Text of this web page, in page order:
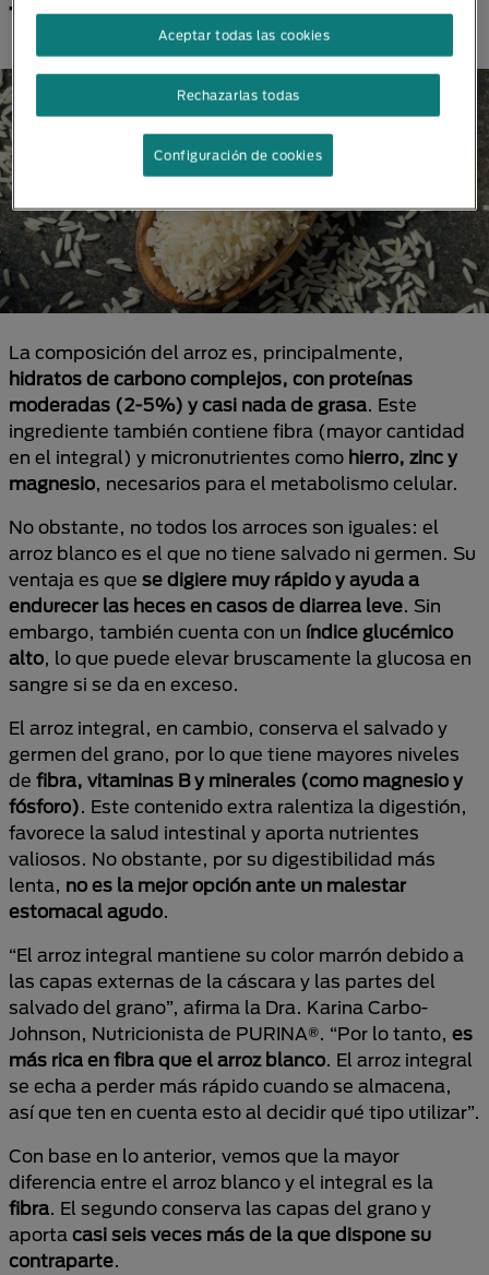
Tipos de arroz
La composición del arroz es, principalmente,
hidratos de carbono complejos, con proteínas
moderadas (2-5%) y casi nada de grasa. Este
ingrediente también contiene fibra (mayor cantidad
en el integral) y micronutrientes como hierro, zinc y
magnesio, necesarios para el metabolismo celular.
No obstante, no todos los arroces son iguales: el
arroz blanco es el que no tiene salvado ni germen. Su
ventaja es que se digiere muy rápido y ayuda a
endurecer las heces en casos de diarrea leve. Sin
embargo, también cuenta con un índice glucémico
alto, lo que puede elevar bruscamente la glucosa en
sangre si se da en exceso.
El arroz integral, en cambio, conserva el salvado y
germen del grano, por lo que tiene mayores niveles
de fibra, vitaminas B y minerales (como magnesio y
fósforo). Este contenido extra ralentiza la digestión,
favorece la salud intestinal y aporta nutrientes
valiosos. No obstante, por su digestibilidad más
lenta, no es la mejor opción ante un malestar
estomacal agudo.
“El arroz integral mantiene su color marrón debido a
las capas externas de la cáscara y las partes del
salvado del grano”, afirma la Dra. Karina Carbo-
Johnson, Nutricionista de PURINA®. “Por lo tanto, es
más rica en fibra que el arroz blanco. El arroz integral
se echa a perder más rápido cuando se almacena,
así que ten en cuenta esto al decidir qué tipo utilizar”.
Con base en lo anterior, vemos que la mayor
diferencia entre el arroz blanco y el integral es la
fibra. El segundo conserva las capas del grano y
aporta casi seis veces más de la que dispone su
contraparte.
Rechazarlas todas
Aceptar todas las cookies
Configuración de cookies